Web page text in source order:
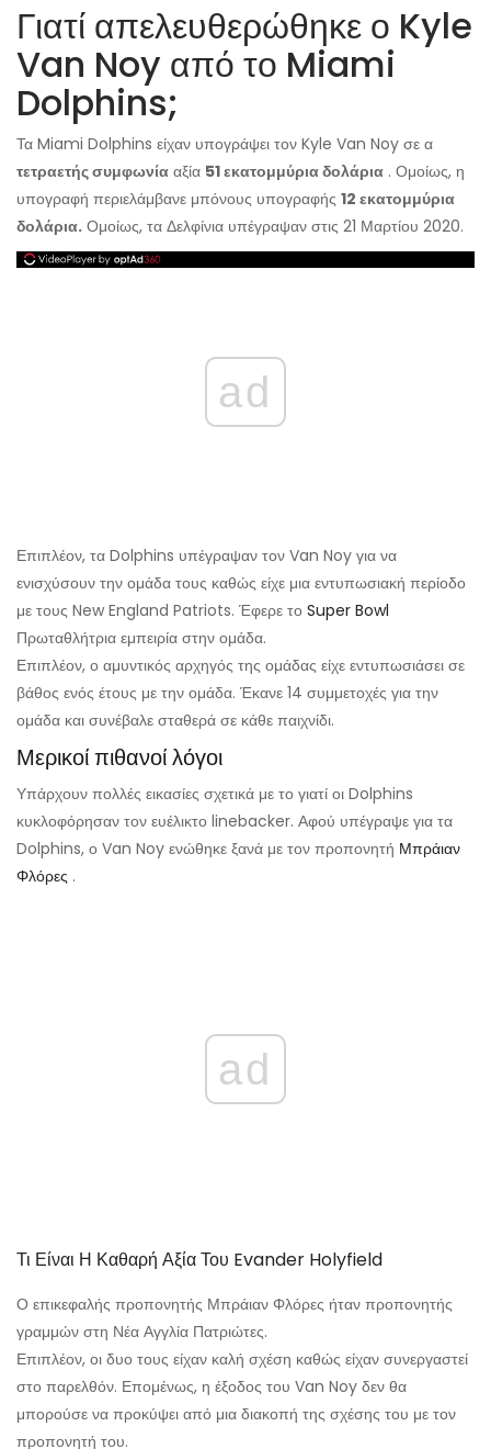
Γιατί απελευθερώθηκε ο Kyle
Van Noy από το Miami
Dolphins;
Τα Miami Dolphins είχαν υπογράψει τον Kyle Van Noy σε α
τετραετής συμφωνία αξία 51 εκατομμύρια δολάρια . Ομοίως, η
υπογραφή περιελάμβανε μπόνους υπογραφής 12 εκατομμύρια
δολάρια. Ομοίως, τα Δελφίνια υπέγραψαν στις 21 Μαρτίου 2020.
ad
Επιπλέον, τα Dolphins υπέγραψαν τον Van Noy για να
ενισχύσουν την ομάδα τους καθώς είχε μια εντυπωσιακή περίοδο
με τους New England Patriots. Έφερε το Super Bowl
Πρωταθλήτρια εμπειρία στην ομάδα.
Επιπλέον, ο αμυντικός αρχηγός της ομάδας είχε εντυπωσιάσει σε
βάθος ενός έτους με την ομάδα. Έκανε 14 συμμετοχές για την
ομάδα και συνέβαλε σταθερά σε κάθε παιχνίδι.
Μερικοί πιθανοί λόγοι
Υπάρχουν πολλές εικασίες σχετικά με το γιατί οι Dolphins
κυκλοφόρησαν τον ευέλικτο linebacker. Αφού υπέγραψε για τα
Dolphins, ο Van Noy ενώθηκε ξανά με τον προπονητή Μπράιαν
Φλόρες .
ad
Τι Είναι Η Καθαρή Αξία Του Evander Holyfield
Ο επικεφαλής προπονητής Μπράιαν Φλόρες ήταν προπονητής
γραμμών στη Νέα Αγγλία Πατριώτες.
Επιπλέον, οι δυο τους είχαν καλή σχέση καθώς είχαν συνεργαστεί
στο παρελθόν. Επομένως, η έξοδος του Van Noy δεν θα
μπορούσε να προκύψει από μια διακοπή της σχέσης του με τον
προπονητή του.